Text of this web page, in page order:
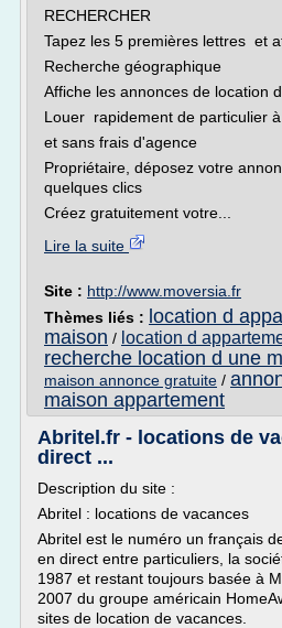
RECHERCHER
Tapez les 5 premières lettres et
Recherche géographique
Affiche les annonces de location
Louer rapidement de particulier
et sans frais d'agence
Propriétaire, déposez votre
quelques clics
Créez gratuitement votre...
Lire la suite
Site : http://www.moversia.fr
Thèmes liés : location d
maison / location d
recherche location d une
maison annonce gratuite /
maison appartement
Abritel.fr - locations de
direct ...
Description du site :
Abritel : locations de vacances
Abritel est le numéro un français
en direct entre particuliers, la
1987 et restant toujours basée à
2007 du groupe américain
sites de location de vacances.